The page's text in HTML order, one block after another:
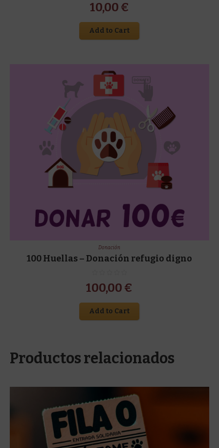
10,00 €
Add to Cart
Donación
100 Huellas – Donación refugio digno
100,00 €
Add to Cart
Productos relacionados